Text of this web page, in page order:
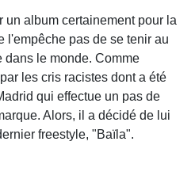
un album certainement pour la
l'empêche pas de se tenir au
dans le monde. Comme
les cris racistes dont a été
qui effectue un pas de
Alors, il a décidé de lui
freestyle, "Baïla".